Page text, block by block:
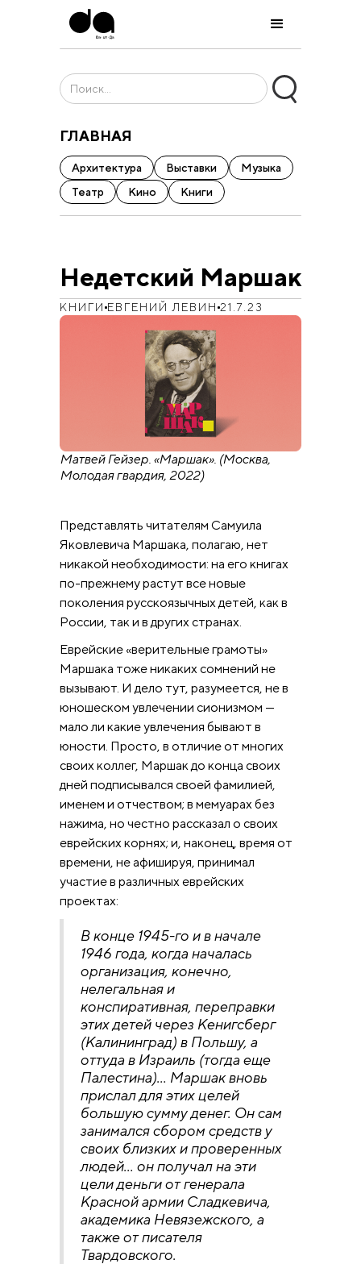
ГЛАВНАЯ
Архитектура Выставки
Музыка
Театр
Кино Книги
Недетский Маршак
КНИГИ ЕВГЕНИЙ ЛЕВИН 21.7.23
Матвей Гейзер. «Маршак». (Москва,
Молодая гвардия, 2022)
Представлять читателям Самуила
Яковлевича Маршака, полагаю, нет
никакой необходимости: на его книгах
по-прежнему растут все новые
поколения русскоязычных детей, как в
России, так и в других странах.
Еврейские «верительные грамоты»
Маршака тоже никаких сомнений не
вызывают. И дело тут, разумеется, не в
юношеском увлечении сионизмом —
мало ли какие увлечения бывают в
юности. Просто, в отличие от многих
своих коллег, Маршак до конца своих
дней подписывался своей фамилией,
именем и отчеством; в мемуарах без
нажима, но честно рассказал о своих
еврейских корнях; и, наконец, время от
времени, не афишируя, принимал
участие в различных еврейских
проектах:
В конце 1945-го и в начале
1946 года, когда началась
организация, конечно,
нелегальная и
конспиративная, переправки
этих детей через Кенигсберг
(Калининград) в Польшу, а
оттуда в Израиль (тогда еще
Палестина)… Маршак вновь
прислал для этих целей
большую сумму денег. Он сам
занимался сбором средств у
своих близких и проверенных
людей… он получал на эти
цели деньги от генерала
Красной армии Сладкевича,
академика Невязежского, а
также от писателя
Твардовского.